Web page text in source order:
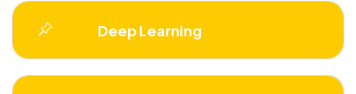
Deep Learning